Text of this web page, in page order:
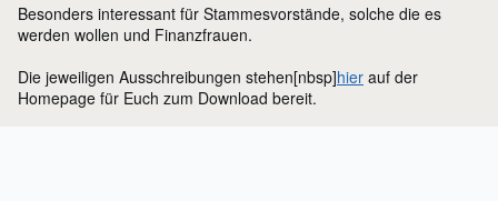
Besonders interessant für Stammesvorstände, solche die es
werden wollen und Finanzfrauen.
Die jeweiligen Ausschreibungen stehen[nbsp]hier auf der
Homepage für Euch zum Download bereit.